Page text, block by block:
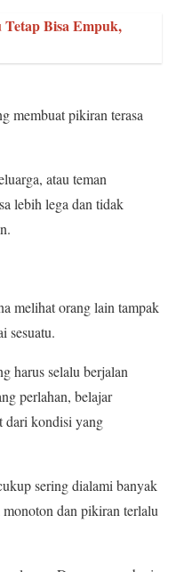
Bisa Empuk,
membuat pikiran terasa
atau teman
lebih lega dan tidak
melihat orang lain tampak
sesuatu.
harus selalu berjalan
perlahan, belajar
dari kondisi yang
sering dialami banyak
dan pikiran terlalu